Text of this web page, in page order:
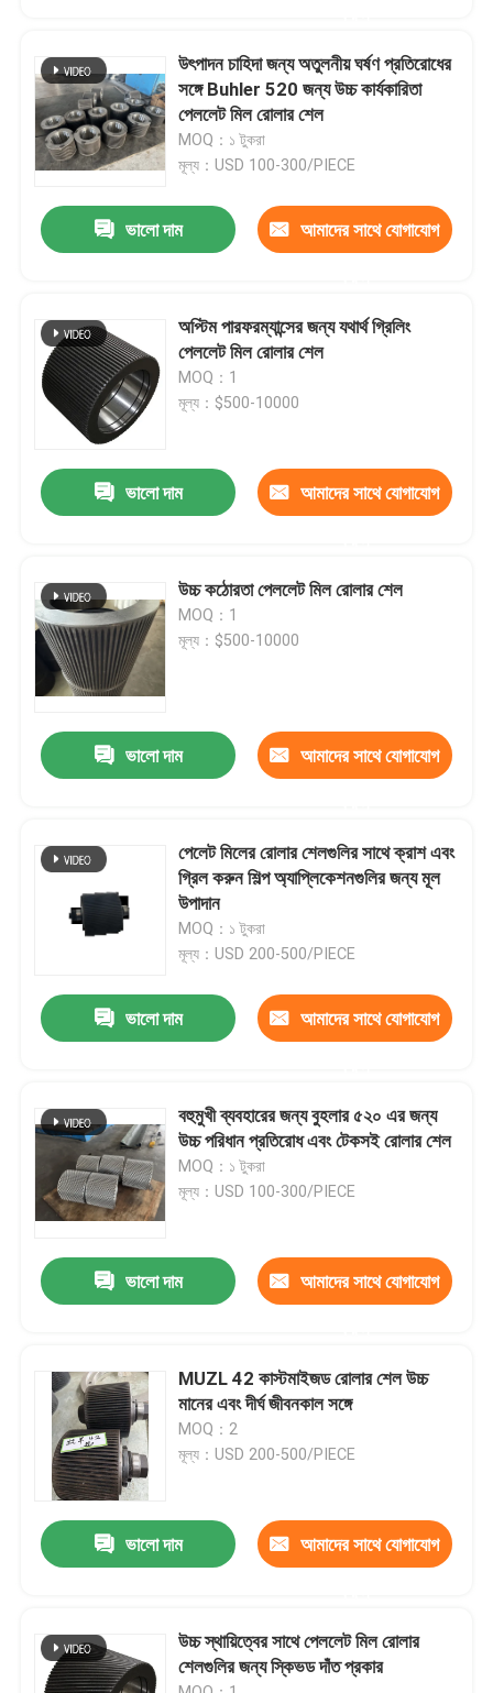
পণ্য
ভিডিও
আমাদের সম্পর্কে
মান নিয়ন্ত্রণ
যোগাযোগ করুন
খবর
উদ্ধৃতির জন্য আবেদন
উৎপাদন চাহিদা জন্য অতুলনীয় ঘর্ষণ প্রতিরোধের
সঙ্গে Buhler 520 জন্য উচ্চ কার্যকারিতা
পেললেট মিল রোলার শেল
MOQ：১ টুকরা
মূল্য：USD 100-300/PIECE
ভালো দাম আমাদের সাথে যোগাযোগ
অপ্টিম পারফরম্যান্সের জন্য যথার্থ গ্রিলিং
পেললেট মিল রোলার শেল
MOQ：1
মূল্য：$500-10000
ভালো দাম আমাদের সাথে যোগাযোগ
উচ্চ কঠোরতা পেললেট মিল রোলার শেল
MOQ：1
মূল্য：$500-10000
ভালো দাম আমাদের সাথে যোগাযোগ
পেলেট মিলের রোলার শেলগুলির সাথে ক্রাশ এবং
গ্রিল করুন শিল্প অ্যাপ্লিকেশনগুলির জন্য মূল
উপাদান
MOQ：১ টুকরা
মূল্য：USD 200-500/PIECE
ভালো দাম আমাদের সাথে যোগাযোগ
বহুমুখী ব্যবহারের জন্য বুহলার ৫২০ এর জন্য
উচ্চ পরিধান প্রতিরোধ এবং টেকসই রোলার শেল
MOQ：১ টুকরা
মূল্য：USD 100-300/PIECE
ভালো দাম আমাদের সাথে যোগাযোগ
MUZL 42 কাস্টমাইজড রোলার শেল উচ্চ
মানের এবং দীর্ঘ জীবনকাল সঙ্গে
MOQ：2
মূল্য：USD 200-500/PIECE
ভালো দাম আমাদের সাথে যোগাযোগ
উচ্চ স্থায়িত্বের সাথে পেললেট মিল রোলার
শেলগুলির জন্য স্কিভড দাঁত প্রকার